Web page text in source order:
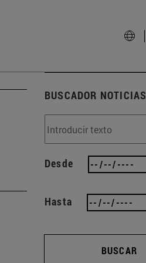
BUSCADOR NOTICIAS
Desde
Hasta
BUSCAR